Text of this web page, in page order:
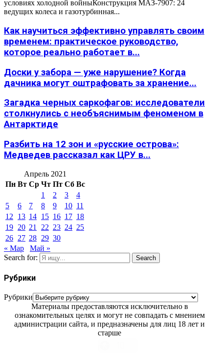
условиях холодной войныКонструкция МАЗ-7907: 24
ведущих колеса и газотурбинная...
Как научиться эффективно управлять своим
временем: практическое руководство,
которое реально работает в...
Доски у забора — уже нарушение? Когда
дачника могут оштрафовать за хранение...
Загадка черных саркофагов: исследователи
столкнулись с необъяснимым феноменом в
Антарктиде
Разбить на 12 зон и «русские острова»:
Медведев рассказал как ЦРУ в...
Апрель 2021
Пн Вт Ср Чт Пт Сб Вс
1
2 3
4
5
6 7 8 9 10 11
12
13 14 15 16 17 18
19 20 21 22 23 24 25
26 27 28 29 30
« Мар
Май »
Search for:
Search
Рубрики
Рубрики
Материалы предоставляются исключительно в
ознакомительных целях и могут не совпадать с мнением
администрации сайта, и предназначены для лиц 18 лет и
старше